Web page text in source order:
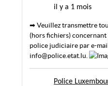
il y a 1 mois
➡ Veuillez transmettre
(hors fichiers)
police judiciaire par e-
info@police.etat.lu.
Police